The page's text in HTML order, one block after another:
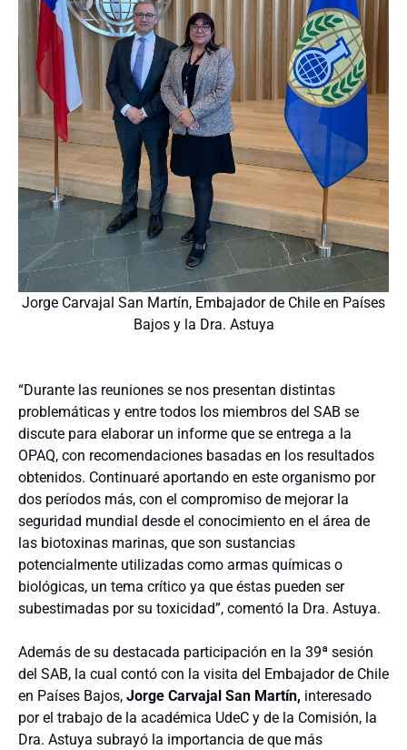
Jorge Carvajal San Martín, Embajador de Chile en Países
Bajos y la Dra. Astuya
“Durante las reuniones se nos presentan distintas
problemáticas y entre todos los miembros del SAB se
discute para elaborar un informe que se entrega a la
OPAQ, con recomendaciones basadas en los resultados
obtenidos. Continuaré aportando en este organismo por
dos períodos más, con el compromiso de mejorar la
seguridad mundial desde el conocimiento en el área de
las biotoxinas marinas, que son sustancias
potencialmente utilizadas como armas químicas o
biológicas, un tema crítico ya que éstas pueden ser
subestimadas por su toxicidad”, comentó la Dra. Astuya.
Además de su destacada participación en la 39ª sesión
del SAB, la cual contó con la visita del Embajador de Chile
en Países Bajos, Jorge Carvajal San Martín, interesado
por el trabajo de la académica UdeC y de la Comisión, la
Dra. Astuya subrayó la importancia de que más